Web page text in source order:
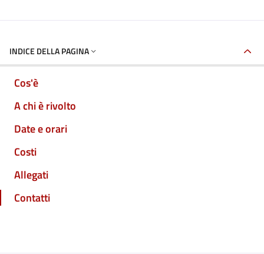
INDICE DELLA PAGINA
Cos'è
A chi è rivolto
Date e orari
Costi
Allegati
Contatti